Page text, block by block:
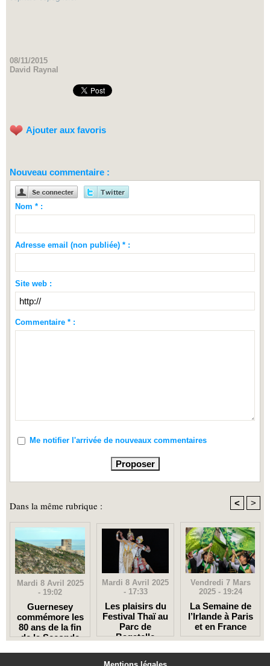
08/11/2015
David Raynal
Ajouter aux favoris
Nouveau commentaire :
Nom * :
Adresse email (non publiée) * :
Site web :
Commentaire * :
Me notifier l'arrivée de nouveaux commentaires
Dans la même rubrique : < >
Mardi 8 Avril 2025
- 19:02
Guernesey
commémore les
80 ans de la fin
de la Seconde
Mardi 8 Avril 2025
- 17:33
Les plaisirs du
Festival Thaï au
Parc de
Bagatelle
Vendredi 7 Mars
2025 - 19:24
La Semaine de
l’Irlande à Paris
et en France